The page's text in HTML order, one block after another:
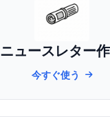
ニュースレター
今すぐ使う